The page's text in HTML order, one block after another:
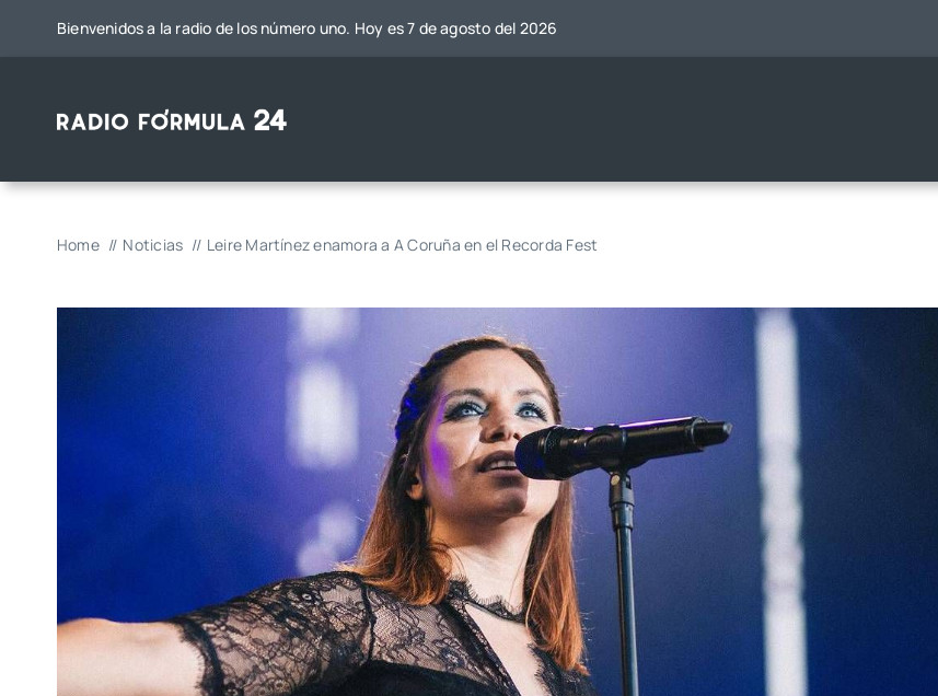
Bienvenidos a la radio de los número uno. Hoy es 7 de agosto del 2026
Home Noticias Leire Martínez enamora a A Coruña en el Recorda Fest